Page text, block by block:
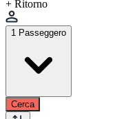
+ Ritorno
1 Passeggero
Cerca